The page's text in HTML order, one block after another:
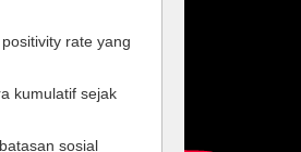
rate yang
kumulatif sejak
sosial